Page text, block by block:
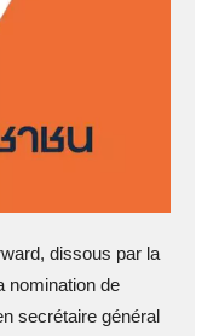
dissous par la
nomination de
secrétaire général